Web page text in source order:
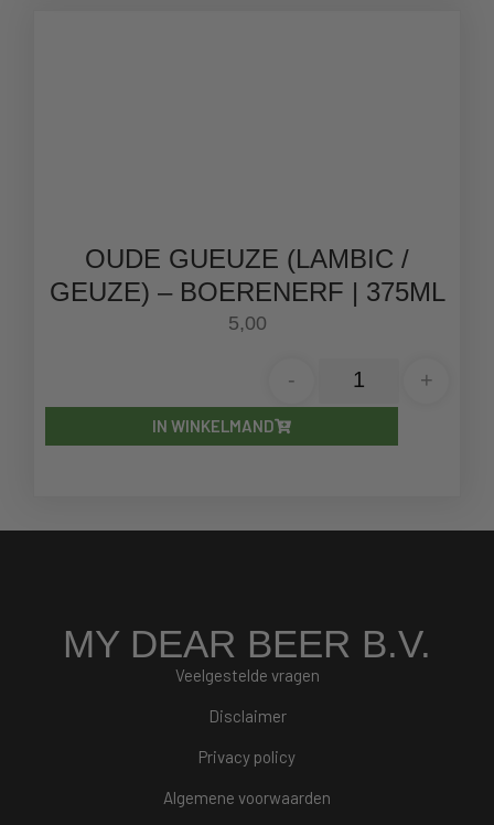
OUDE GUEUZE (LAMBIC /
GEUZE) – BOERENERF | 375ML
5,00
- +
IN WINKELMAND
MY DEAR BEER B.V.
Veelgestelde vragen
Disclaimer
Privacy policy
Algemene voorwaarden